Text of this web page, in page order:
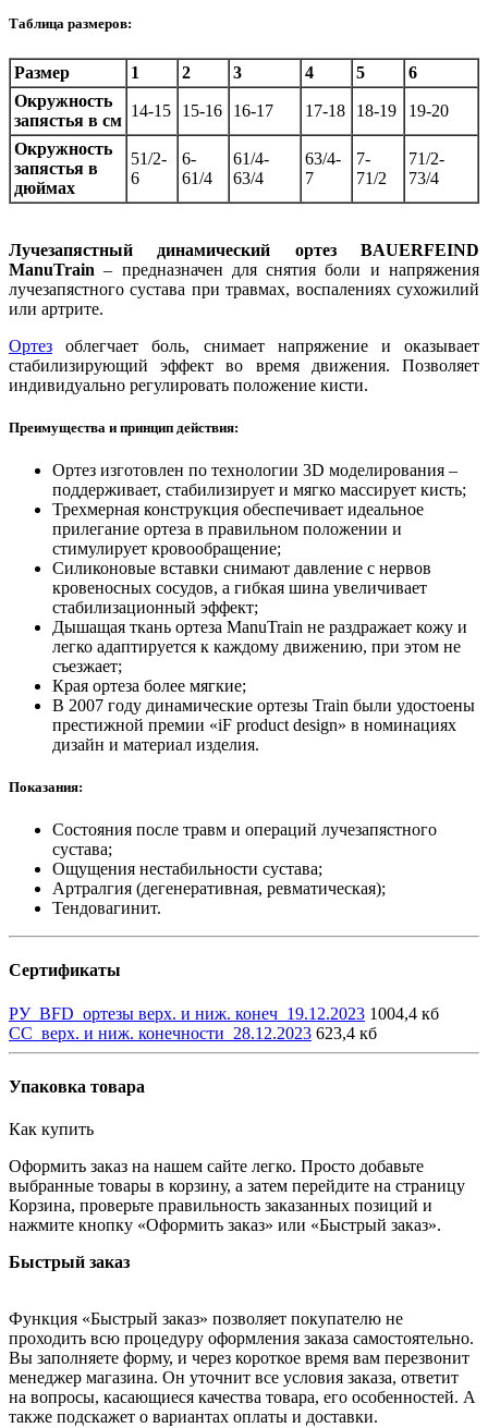
Таблица размеров:
Размер 1 2 3 4 5
6
Окружность
запястья в см
14-15 15-16 16-17 17-18 18-19 19-20
Окружность
запястья в
дюймах
51/2-
6
6-
61/4
61/4-
63/4
63/4-
7
7-
71/2
71/2-
73/4
Лучезапястный динамический ортез BAUERFEIND
ManuTrain – предназначен для снятия боли и напряжения
лучезапястного сустава при травмах, воспалениях сухожилий
или артрите.
Ортез облегчает боль, снимает напряжение и оказывает
стабилизирующий эффект во время движения. Позволяет
индивидуально регулировать положение кисти.
Преимущества и принцип действия:
Ортез изготовлен по технологии 3D моделирования –
поддерживает, стабилизирует и мягко массирует кисть;
Трехмерная конструкция обеспечивает идеальное
прилегание ортеза в правильном положении и
стимулирует кровообращение;
Силиконовые вставки снимают давление с нервов
кровеносных сосудов, а гибкая шина увеличивает
стабилизационный эффект;
Дышащая ткань ортеза ManuTrain не раздражает кожу и
легко адаптируется к каждому движению, при этом не
съезжает;
Края ортеза более мягкие;
В 2007 году динамические ортезы Train были удостоены
престижной премии «iF product design» в номинациях
дизайн и материал изделия.
Показания:
Состояния после травм и операций лучезапястного
сустава;
Ощущения нестабильности сустава;
Артралгия (дегенеративная, ревматическая);
Тендовагинит.
Сертификаты
РУ_BFD_ортезы верх. и ниж. конеч_19.12.2023 1004,4 кб
СС_верх. и ниж. конечности_28.12.2023 623,4 кб
Упаковка товара
Как купить
Оформить заказ на нашем сайте легко. Просто добавьте
выбранные товары в корзину, а затем перейдите на страницу
Корзина, проверьте правильность заказанных позиций и
нажмите кнопку «Оформить заказ» или «Быстрый заказ».
Быстрый заказ
Функция «Быстрый заказ» позволяет покупателю не
проходить всю процедуру оформления заказа самостоятельно.
Вы заполняете форму, и через короткое время вам перезвонит
менеджер магазина. Он уточнит все условия заказа, ответит
на вопросы, касающиеся качества товара, его особенностей. А
также подскажет о вариантах оплаты и доставки.